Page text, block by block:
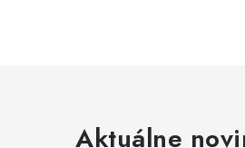
Aktuálne